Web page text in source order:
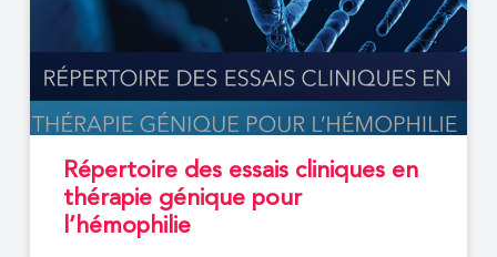
Répertoire des essais cliniques en
thérapie génique pour
l’hémophilie